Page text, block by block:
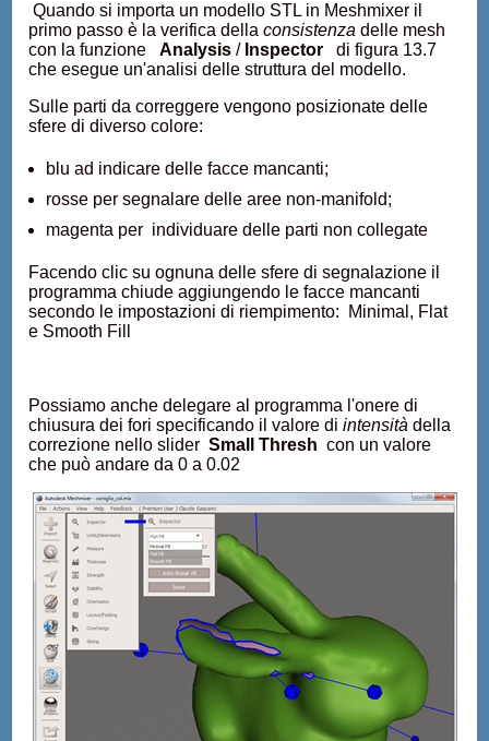
Quando si importa un modello STL in Meshmixer il
primo passo è la verifica dellaconsistenza delle mesh
con la funzioneAnalysis / Inspectordi figura 13.7
che esegue un'analisi delle struttura del modello.
Sulle parti da correggere vengono posizionate delle
sfere di diverso colore:
blu ad indicare delle facce mancanti;
rosse per segnalare delle aree non-manifold;
magenta per individuare delle parti non collegate
Facendo clic su ognuna delle sfere di segnalazione il
programma chiude aggiungendo le facce mancanti
secondo le impostazioni di riempimento: Minimal, Flat
e Smooth Fill
Possiamo anche delegare al programma l'onere di
chiusura dei fori specificando il valore diintensità della
correzione nello sliderSmall Thresh con un valore
che può andare da 0 a 0.02